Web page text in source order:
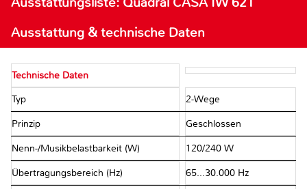
Ausstattung & technische Daten
Technische Daten
Typ 2-Wege
Prinzip Geschlossen
Nenn-/Musikbelastbarkeit (W) 120/240 W
Übertragungsbereich (Hz) 65…30.000 Hz